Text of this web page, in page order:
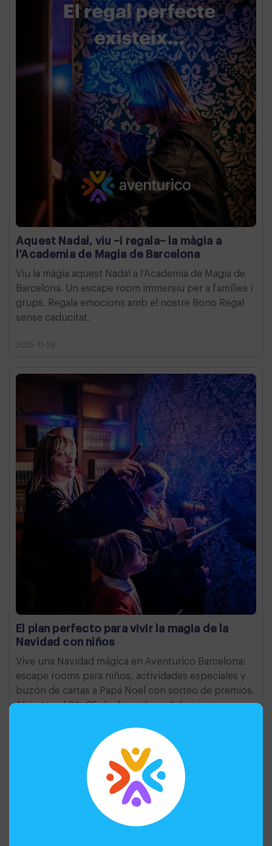
Aquest Nadal, viu –i regala– la màgia a
l’Academia de Magia de Barcelona
Viu la màgia aquest Nadal a l’Academia de Magia de
Barcelona. Un escape room immersiu per a famílies i
grups. Regala emocions amb el nostre Bono Regal
sense caducitat.
2025-11-26
El plan perfecto para vivir la magia de la
Navidad con niños
Vive una Navidad mágica en Aventurico Barcelona:
escape rooms para niños, actividades especiales y
buzón de cartas a Papá Noel con sorteo de premios.
Abiertos el 24, 25 de diciembre y 1 de enero.